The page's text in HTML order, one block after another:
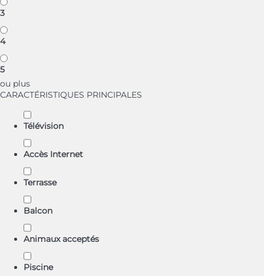
3
4
5
ou plus
CARACTÉRISTIQUES PRINCIPALES
Télévision
Accès Internet
Terrasse
Balcon
Animaux acceptés
Piscine